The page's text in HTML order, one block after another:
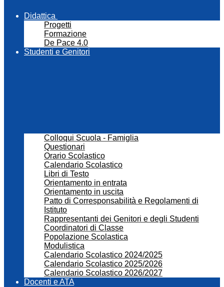
Didattica
Progetti
Formazione
De Pace 4.0
Studenti e Genitori
Colloqui Scuola - Famiglia
Questionari
Orario Scolastico
Calendario Scolastico
Libri di Testo
Orientamento in entrata
Orientamento in uscita
Patto di Corresponsabilità e Regolamenti di
Istituto
Rappresentanti dei Genitori e degli Studenti
Coordinatori di Classe
Popolazione Scolastica
Modulistica
Calendario Scolastico 2024/2025
Calendario Scolastico 2025/2026
Calendario Scolastico 2026/2027
Docenti e ATA